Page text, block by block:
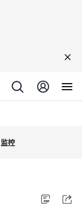
监控